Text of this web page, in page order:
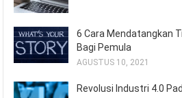
6 Cara Mendatangkan
Bagi Pemula
AGUSTUS 10, 2021
Revolusi Industri 4.0